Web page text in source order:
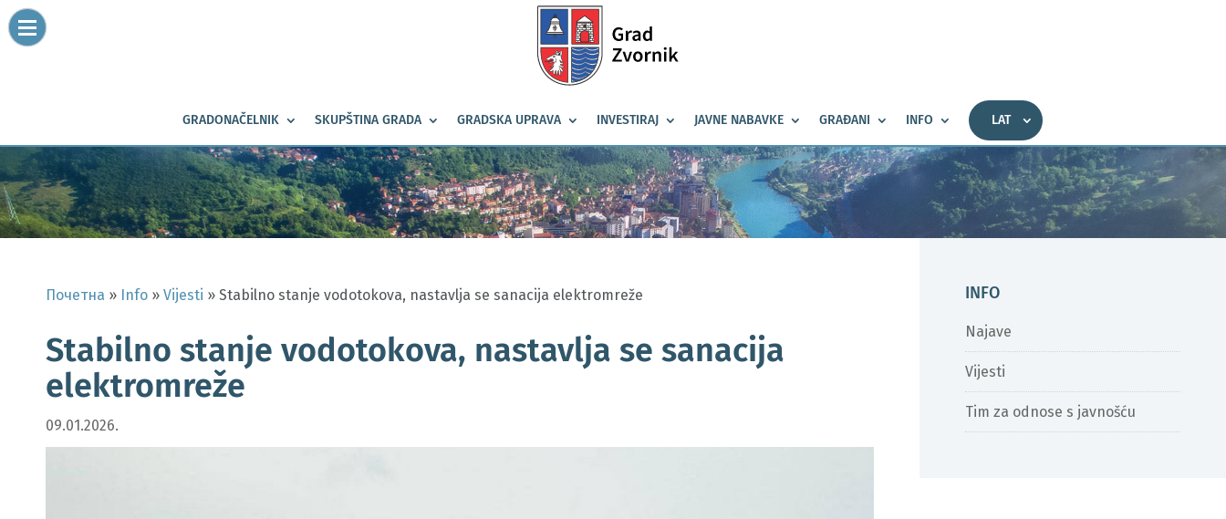
GRADONAČELNIK SKUPŠTINA GRADA GRADSKA UPRAVA INVESTIRAJ JAVNE NABAVKE GRAĐANI INFO LAT
Почетна » Info » Vijesti » Stabilno stanje vodotokova, nastavlja se sanacija elektromreže
Stabilno stanje vodotokova, nastavlja se sanacija
elektromreže
09.01.2026.
INFO
Najave
Vijesti
Tim za odnose s javnošću